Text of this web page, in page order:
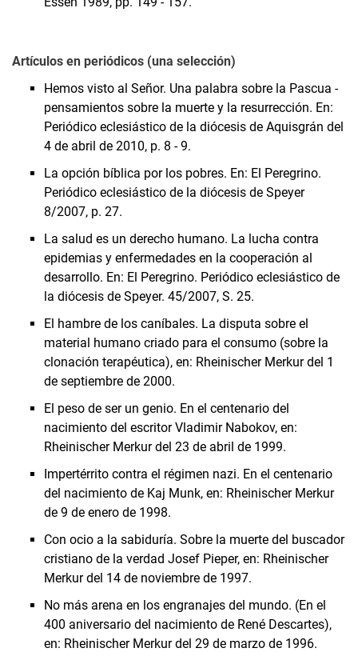
Artículos en periódicos (una selección)
Hemos visto al Señor. Una palabra sobre la Pascua -
pensamientos sobre la muerte y la resurrección. En:
Periódico eclesiástico de la diócesis de Aquisgrán del
4 de abril de 2010, p. 8 - 9.
La opción bíblica por los pobres. En: El Peregrino.
Periódico eclesiástico de la diócesis de Speyer
8/2007, p. 27.
La salud es un derecho humano. La lucha contra
epidemias y enfermedades en la cooperación al
desarrollo. En: El Peregrino. Periódico eclesiástico de
la diócesis de Speyer. 45/2007, S. 25.
El hambre de los caníbales. La disputa sobre el
material humano criado para el consumo (sobre la
clonación terapéutica), en: Rheinischer Merkur del 1
de septiembre de 2000.
El peso de ser un genio. En el centenario del
nacimiento del escritor Vladimir Nabokov, en:
Rheinischer Merkur del 23 de abril de 1999.
Impertérrito contra el régimen nazi. En el centenario
del nacimiento de Kaj Munk, en: Rheinischer Merkur
de 9 de enero de 1998.
Con ocio a la sabiduría. Sobre la muerte del buscador
cristiano de la verdad Josef Pieper, en: Rheinischer
Merkur del 14 de noviembre de 1997.
No más arena en los engranajes del mundo. (En el
400 aniversario del nacimiento de René Descartes),
en: Rheinischer Merkur del 29 de marzo de 1996.